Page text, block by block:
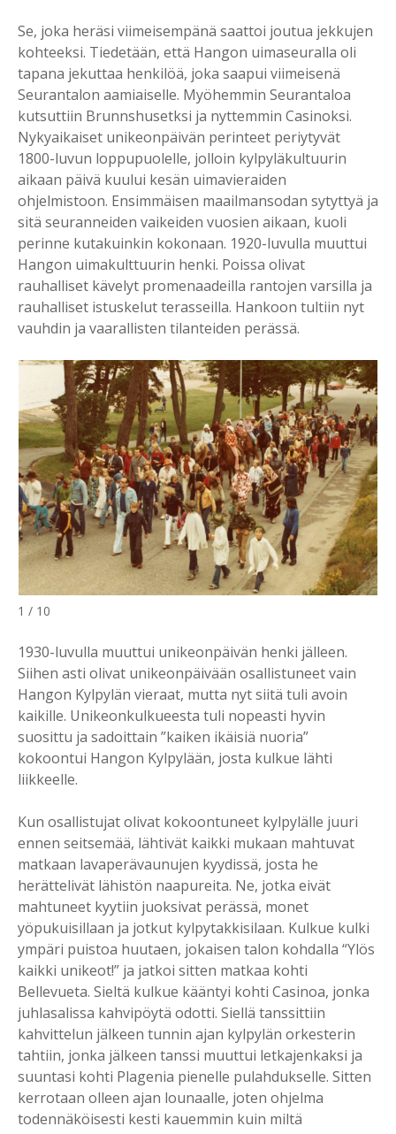
Se, joka heräsi viimeisempänä saattoi joutua jekkujen
kohteeksi. Tiedetään, että Hangon uimaseuralla oli
tapana jekuttaa henkilöä, joka saapui viimeisenä
Seurantalon aamiaiselle. Myöhemmin Seurantaloa
kutsuttiin Brunnshusetksi ja nyttemmin Casinoksi.
Nykyaikaiset unikeonpäivän perinteet periytyvät
1800-luvun loppupuolelle, jolloin kylpyläkultuurin
aikaan päivä kuului kesän uimavieraiden
ohjelmistoon. Ensimmäisen maailmansodan sytyttyä ja
sitä seuranneiden vaikeiden vuosien aikaan, kuoli
perinne kutakuinkin kokonaan. 1920-luvulla muuttui
Hangon uimakulttuurin henki. Poissa olivat
rauhalliset kävelyt promenaadeilla rantojen varsilla ja
rauhalliset istuskelut terasseilla. Hankoon tultiin nyt
vauhdin ja vaarallisten tilanteiden perässä.
1 / 10
1930-luvulla muuttui unikeonpäivän henki jälleen.
Siihen asti olivat unikeonpäivään osallistuneet vain
Hangon Kylpylän vieraat, mutta nyt siitä tuli avoin
kaikille. Unikeonkulkueesta tuli nopeasti hyvin
suosittu ja sadoittain ”kaiken ikäisiä nuoria”
kokoontui Hangon Kylpylään, josta kulkue lähti
liikkeelle.
Kun osallistujat olivat kokoontuneet kylpylälle juuri
ennen seitsemää, lähtivät kaikki mukaan mahtuvat
matkaan lavaperävaunujen kyydissä, josta he
herättelivät lähistön naapureita. Ne, jotka eivät
mahtuneet kyytiin juoksivat perässä, monet
yöpukuisillaan ja jotkut kylpytakkisilaan. Kulkue kulki
ympäri puistoa huutaen, jokaisen talon kohdalla “Ylös
kaikki unikeot!” ja jatkoi sitten matkaa kohti
Bellevueta. Sieltä kulkue kääntyi kohti Casinoa, jonka
juhlasalissa kahvipöytä odotti. Siellä tanssittiin
kahvittelun jälkeen tunnin ajan kylpylän orkesterin
tahtiin, jonka jälkeen tanssi muuttui letkajenkaksi ja
suuntasi kohti Plagenia pienelle pulahdukselle. Sitten
kerrotaan olleen ajan lounaalle, joten ohjelma
todennäköisesti kesti kauemmin kuin miltä